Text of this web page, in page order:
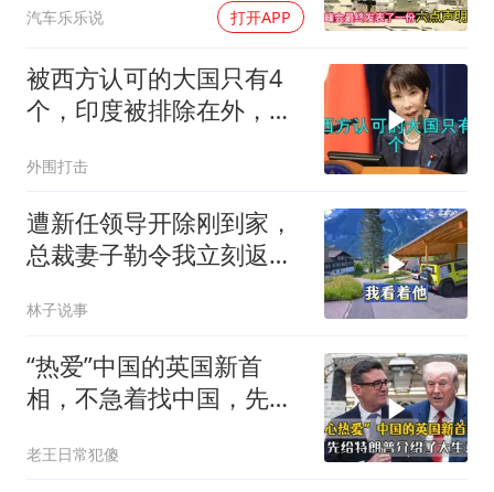
汽车乐乐说 打开APP
被西方认可的大国只有4
个，印度被排除在外，为
外围打击
遭新任领导开除刚到家，
总裁妻子勒令我立刻返
林子说事
“热爱”中国的英国新首
相，不急着找中国，先给
老王日常犯傻